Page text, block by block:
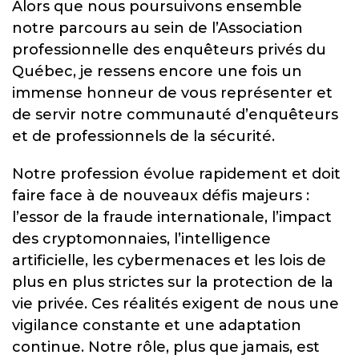
Alors que nous poursuivons ensemble
notre parcours au sein de l’Association
professionnelle des enquêteurs privés du
Québec, je ressens encore une fois un
immense honneur de vous représenter et
de servir notre communauté d’enquêteurs
et de professionnels de la sécurité.
Notre profession évolue rapidement et doit
faire face à de nouveaux défis majeurs :
l’essor de la fraude internationale, l’impact
des cryptomonnaies, l’intelligence
artificielle, les cybermenaces et les lois de
plus en plus strictes sur la protection de la
vie privée. Ces réalités exigent de nous une
vigilance constante et une adaptation
continue. Notre rôle, plus que jamais, est